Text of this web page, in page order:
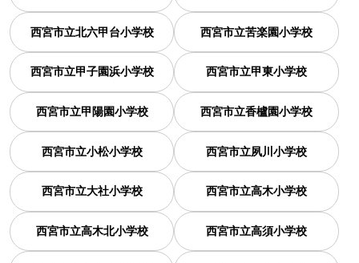
西宮市立北六甲台小学校 西宮市立苦楽園小学校
西宮市立甲子園浜小学校 西宮市立甲東小学校
西宮市立甲陽園小学校 西宮市立香櫨園小学校
西宮市立小松小学校 西宮市立夙川小学校
西宮市立大社小学校 西宮市立高木小学校
西宮市立高木北小学校 西宮市立高須小学校